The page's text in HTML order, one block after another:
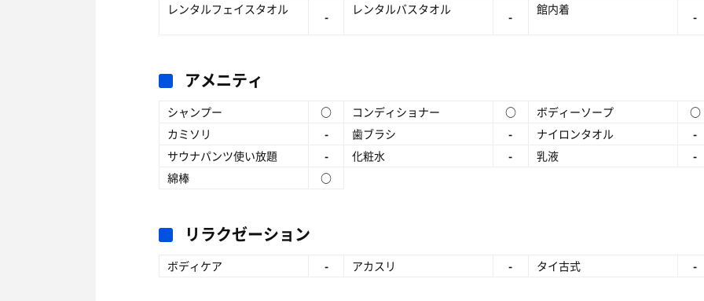
レンタルフェイスタオル - レンタルバスタオル - 館内着 -
アメニティ
シャンプー ○ コンディショナー ○ ボディーソープ
○
カミソリ
- 歯ブラシ - ナイロンタオル
-
サウナパンツ使い放題
- 化粧水 - 乳液
-
綿棒
○
リラクゼーション
ボディケア - アカスリ - タイ古式 -